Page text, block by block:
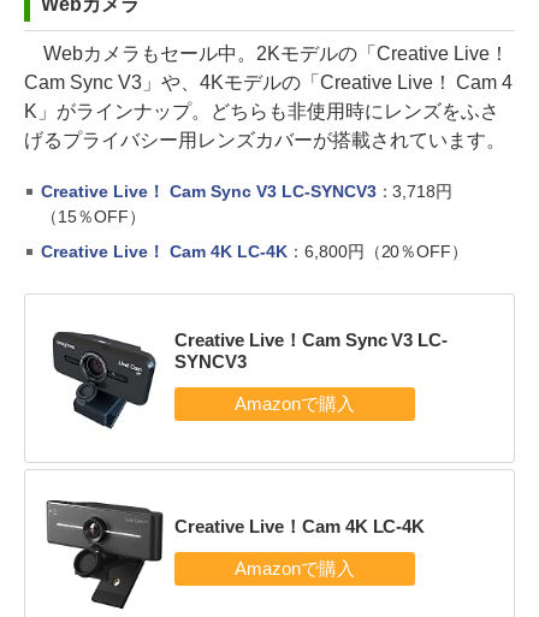
Webカメラ
Webカメラもセール中。2Kモデルの「Creative Live！
Cam Sync V3」や、4Kモデルの「Creative Live！ Cam 4
K」がラインナップ。どちらも非使用時にレンズをふさ
げるプライバシー用レンズカバーが搭載されています。
Creative Live！ Cam Sync V3 LC-SYNCV3：3,718円
（15％OFF）
Creative Live！ Cam 4K LC-4K：6,800円（20％OFF）
Creative Live！Cam Sync V3 LC-
SYNCV3
Creative Live！Cam 4K LC-4K